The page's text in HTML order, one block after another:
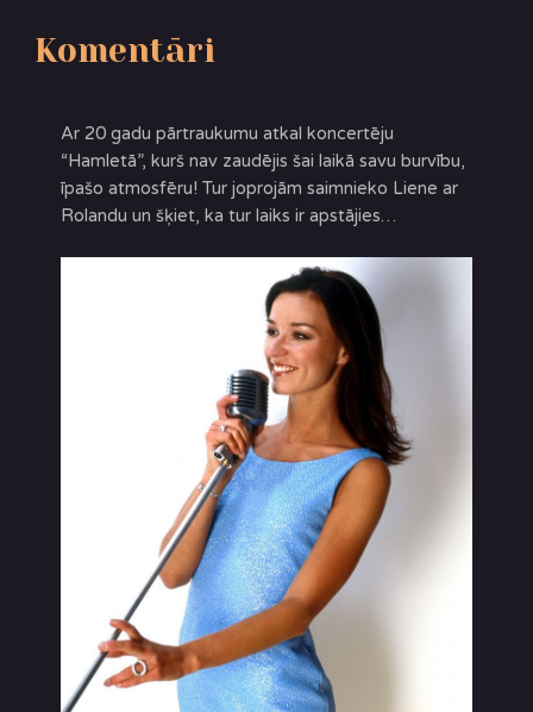
Komentāri
Ar 20 gadu pārtraukumu atkal koncertēju
“Hamletā”, kurš nav zaudējis šai laikā savu burvību,
īpašo atmosfēru! Tur joprojām saimnieko Liene ar
Rolandu un šķiet, ka tur laiks ir apstājies…